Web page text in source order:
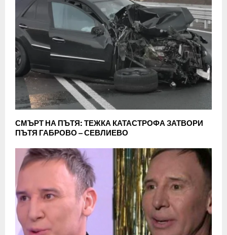
СМЪРТ НА ПЪТЯ: ТЕЖКА КАТАСТРОФА ЗАТВОРИ
ПЪТЯ ГАБРОВО – СЕВЛИЕВО